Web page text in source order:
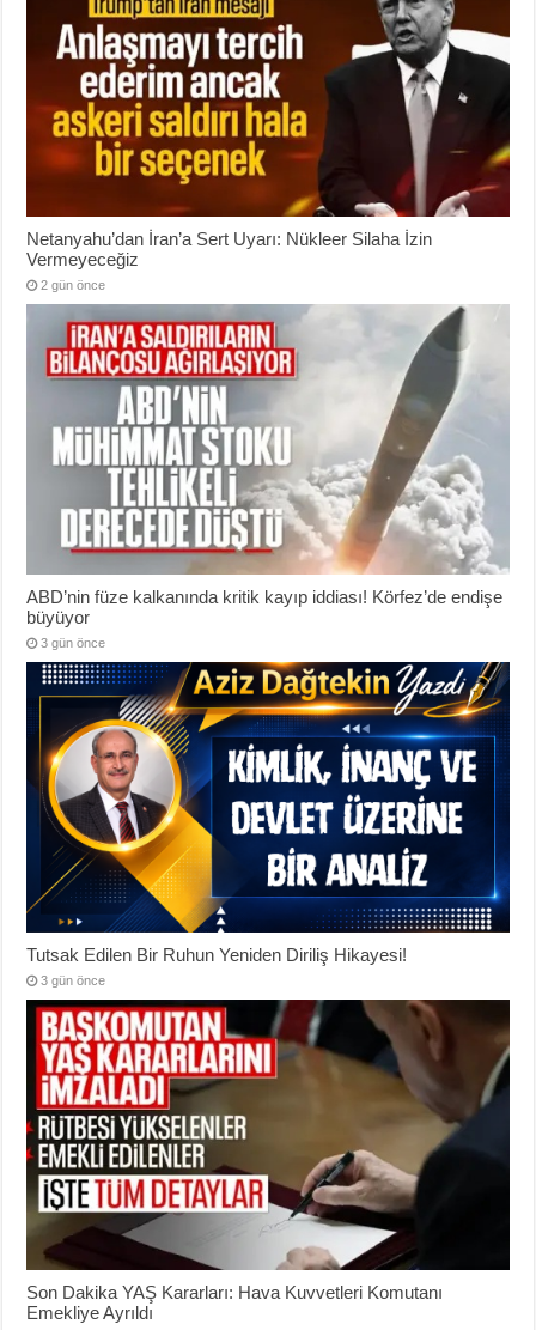
Netanyahu’dan İran’a Sert Uyarı: Nükleer Silaha İzin
Vermeyeceğiz
2 gün önce
ABD’nin füze kalkanında kritik kayıp iddiası! Körfez’de endişe
büyüyor
3 gün önce
Tutsak Edilen Bir Ruhun Yeniden Diriliş Hikayesi!
3 gün önce
Son Dakika YAŞ Kararları: Hava Kuvvetleri Komutanı
Emekliye Ayrıldı